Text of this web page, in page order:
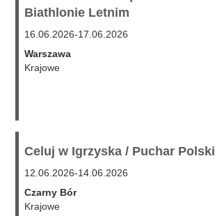
Biathlonie Letnim
16.06.2026-17.06.2026
Warszawa
Krajowe
Celuj w Igrzyska / Puchar Polski
12.06.2026-14.06.2026
Czarny Bór
Krajowe